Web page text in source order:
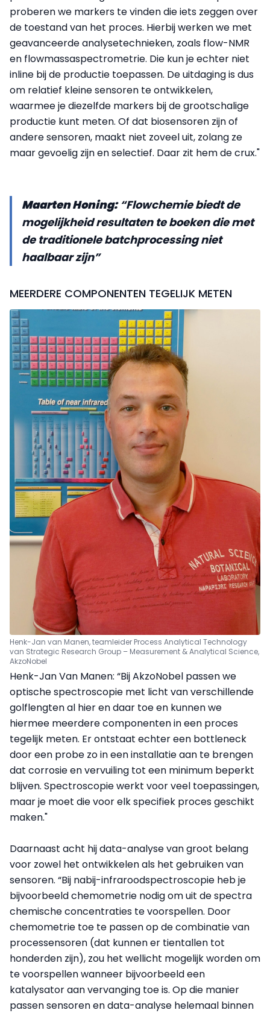
proberen we markers te vinden die iets zeggen over
de toestand van het proces. Hierbij werken we met
geavanceerde analysetechnieken, zoals flow-NMR
en flowmassaspectrometrie. Die kun je echter niet
inline bij de productie toepassen. De uitdaging is dus
om relatief kleine sensoren te ontwikkelen,
waarmee je diezelfde markers bij de grootschalige
productie kunt meten. Of dat biosensoren zijn of
andere sensoren, maakt niet zoveel uit, zolang ze
maar gevoelig zijn en selectief. Daar zit hem de crux."
Maarten Honing:“Flowchemie biedt de
mogelijkheid resultaten te boeken die met
de traditionele batchprocessing niet
haalbaar zijn”
MEERDERE COMPONENTEN TEGELIJK METEN
Henk-Jan van Manen, teamleider Process Analytical Technology
van Strategic Research Group – Measurement & Analytical Science,
AkzoNobel
Henk-Jan Van Manen: “Bij AkzoNobel passen we
optische spectroscopie met licht van verschillende
golflengten al hier en daar toe en kunnen we
hiermee meerdere componenten in een proces
tegelijk meten. Er ontstaat echter een bottleneck
door een probe zo in een installatie aan te brengen
dat corrosie en vervuiling tot een minimum beperkt
blijven. Spectroscopie werkt voor veel toepassingen,
maar je moet die voor elk specifiek proces geschikt
maken."
Daarnaast acht hij data-analyse van groot belang
voor zowel het ontwikkelen als het gebruiken van
sensoren. “Bij nabij-infraroodspectroscopie heb je
bijvoorbeeld chemometrie nodig om uit de spectra
chemische concentraties te voorspellen. Door
chemometrie toe te passen op de combinatie van
processensoren (dat kunnen er tientallen tot
honderden zijn), zou het wellicht mogelijk worden om
te voorspellen wanneer bijvoorbeeld een
katalysator aan vervanging toe is. Op die manier
passen sensoren en data-analyse helemaal binnen